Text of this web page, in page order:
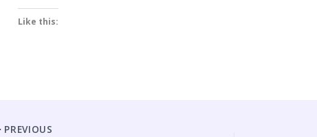
Like this:
PREVIOUS